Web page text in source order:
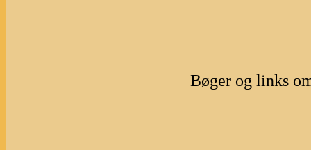
Bøger og links